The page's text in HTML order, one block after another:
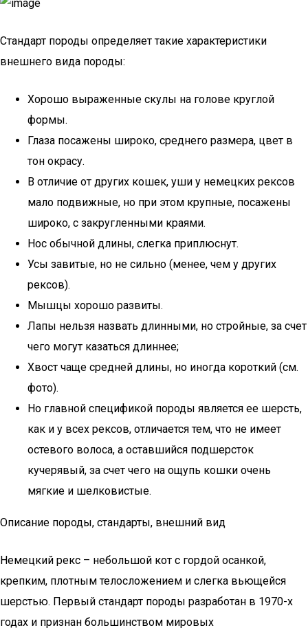
Стандарт породы определяет такие характеристики
внешнего вида породы:
Хорошо выраженные скулы на голове круглой
формы.
Глаза посажены широко, среднего размера, цвет в
тон окрасу.
В отличие от других кошек, уши у немецких рексов
мало подвижные, но при этом крупные, посажены
широко, с закругленными краями.
Нос обычной длины, слегка приплюснут.
Усы завитые, но не сильно (менее, чем у других
рексов).
Мышцы хорошо развиты.
Лапы нельзя назвать длинными, но стройные, за счет
чего могут казаться длиннее;
Хвост чаще средней длины, но иногда короткий (см.
фото).
Но главной спецификой породы является ее шерсть,
как и у всех рексов, отличается тем, что не имеет
остевого волоса, а оставшийся подшерсток
кучерявый, за счет чего на ощупь кошки очень
мягкие и шелковистые.
Описание породы, стандарты, внешний вид
Немецкий рекс – небольшой кот с гордой осанкой,
крепким, плотным телосложением и слегка вьющейся
шерстью. Первый стандарт породы разработан в 1970-х
годах и признан большинством мировых